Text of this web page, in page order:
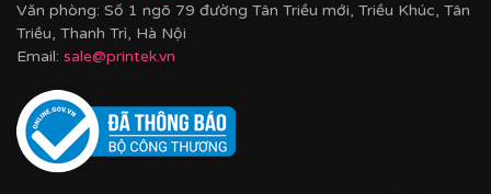
Văn phòng: Số 1 ngõ 79 đường Tân Triều mới, Triều Khúc, Tân
Triều, Thanh Trì, Hà Nội
Email: sale@printek.vn